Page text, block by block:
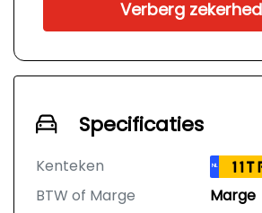
Verberg
Specificaties
Kenteken NL
BTW of Marge
Marge